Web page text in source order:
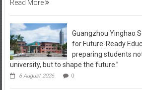
Read More
Guangzhou Yinghao
for Future-Ready
preparing students
university, but to shape the future.”
6 August 2026 0